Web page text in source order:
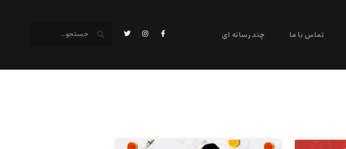
تماس با ما چند رسانه ای